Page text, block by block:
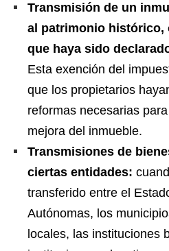
Transmisión de un
al patrimonio
que haya sido
Esta exención del
que los propietarios
reformas necesarias
mejora del inmueble.
Transmisiones de
ciertas entidades:
transferido entre el
Autónomas, los
locales, las instituciones